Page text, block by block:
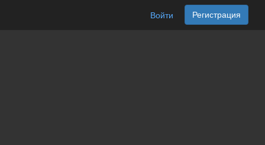
Войти Регистрация